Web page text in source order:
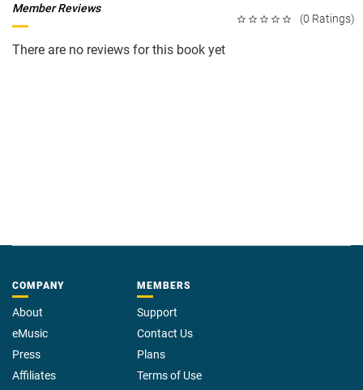
(0 Ratings)
Member Reviews
There are no reviews for this book yet
COMPANY
About
eMusic
Press
Affiliates
MEMBERS
Support
Contact Us
Plans
Terms of Use